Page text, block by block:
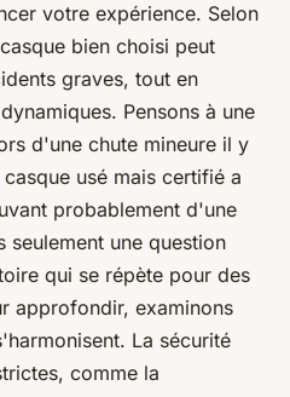
votre expérience. Selon
bien choisi peut
graves, tout en
Pensons à une
d'une chute mineure il y
usé mais certifié a
probablement d'une
une question
qui se répète pour des
approfondir, examinons
La sécurité
comme la